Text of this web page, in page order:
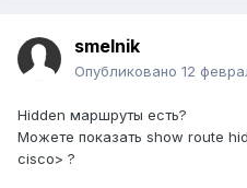
smelnik
Опубликовано 12
Hidden маршруты есть?
Можете показать show route
cisco> ?